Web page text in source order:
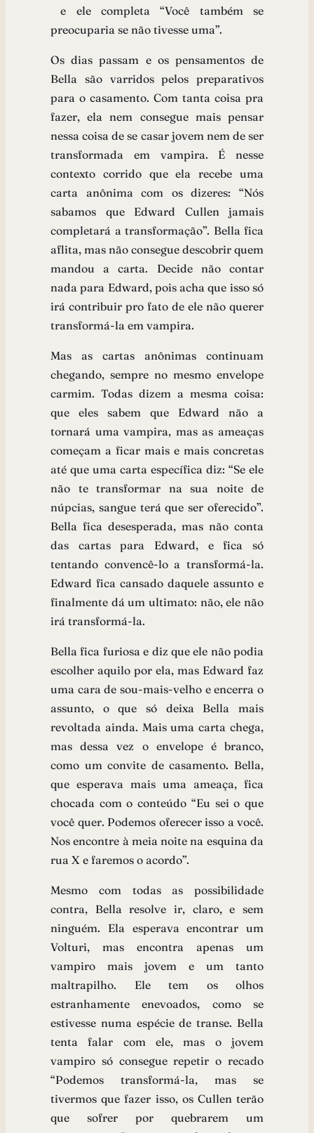
e ele completa “Você também se
preocuparia se não tivesse uma”.
Os dias passam e os pensamentos de
Bella são varridos pelos preparativos
para o casamento. Com tanta coisa pra
fazer, ela nem consegue mais pensar
nessa coisa de se casar jovem nem de ser
transformada em vampira. É nesse
contexto corrido que ela recebe uma
carta anônima com os dizeres: “Nós
sabamos que Edward Cullen jamais
completará a transformação”. Bella fica
aflita, mas não consegue descobrir quem
mandou a carta. Decide não contar
nada para Edward, pois acha que isso só
irá contribuir pro fato de ele não querer
transformá-la em vampira.
Mas as cartas anônimas continuam
chegando, sempre no mesmo envelope
carmim. Todas dizem a mesma coisa:
que eles sabem que Edward não a
tornará uma vampira, mas as ameaças
começam a ficar mais e mais concretas
até que uma carta específica diz: “Se ele
não te transformar na sua noite de
núpcias, sangue terá que ser oferecido”.
Bella fica desesperada, mas não conta
das cartas para Edward, e fica só
tentando convencê-lo a transformá-la.
Edward fica cansado daquele assunto e
finalmente dá um ultimato: não, ele não
irá transformá-la.
Bella fica furiosa e diz que ele não podia
escolher aquilo por ela, mas Edward faz
uma cara de sou-mais-velho e encerra o
assunto, o que só deixa Bella mais
revoltada ainda. Mais uma carta chega,
mas dessa vez o envelope é branco,
como um convite de casamento. Bella,
que esperava mais uma ameaça, fica
chocada com o conteúdo “Eu sei o que
você quer. Podemos oferecer isso a você.
Nos encontre à meia noite na esquina da
rua X e faremos o acordo”.
Mesmo com todas as possibilidade
contra, Bella resolve ir, claro, e sem
ninguém. Ela esperava encontrar um
Volturi, mas encontra apenas um
vampiro mais jovem e um tanto
maltrapilho. Ele tem os olhos
estranhamente enevoados, como se
estivesse numa espécie de transe. Bella
tenta falar com ele, mas o jovem
vampiro só consegue repetir o recado
“Podemos transformá-la, mas se
tivermos que fazer isso, os Cullen terão
que sofrer por quebrarem um